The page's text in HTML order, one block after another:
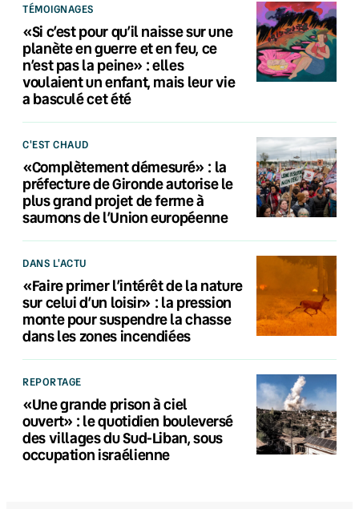
TÉMOIGNAGES
«Si c’est pour qu’il naisse sur une
planète en guerre et en feu, ce
n’est pas la peine» : elles
voulaient un enfant, mais leur vie
a basculé cet été
C'EST CHAUD
«Complètement démesuré» : la
préfecture de Gironde autorise le
plus grand projet de ferme à
saumons de l’Union européenne
DANS L'ACTU
«Faire primer l’intérêt de la nature
sur celui d’un loisir» : la pression
monte pour suspendre la chasse
dans les zones incendiées
REPORTAGE
«Une grande prison à ciel
ouvert» : le quotidien bouleversé
des villages du Sud-Liban, sous
occupation israélienne